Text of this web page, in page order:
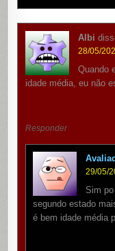
Albi
28/05/
Quando
idade média, eu não
Responder
29/05/
Sim
segundo estado
é bem idade média